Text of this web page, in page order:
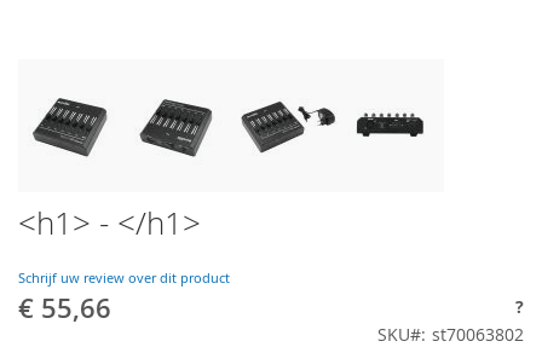
<h1> - </h1>
Schrijf uw review over dit product
€ 55,66
?
SKU
st70063802